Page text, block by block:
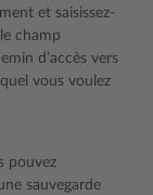
et saisissez-
champ
d’accès vers
vous voulez
pouvez
sauvegarde